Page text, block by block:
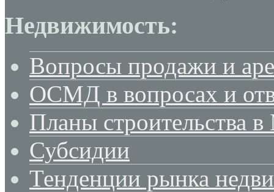
Недвижимость:
Вопросы продажи и
ОСМД в вопросах и
Планы строительства
Субсидии
Тенденции рынка